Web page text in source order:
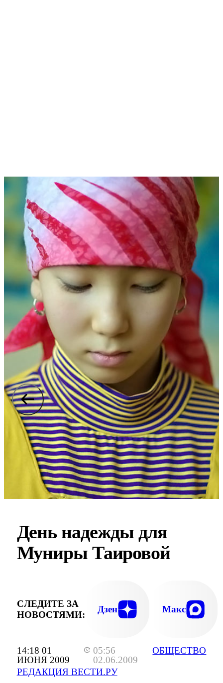
14:18 01
ИЮНЯ 2009
05:56
02.06.2009
РЕДАКЦИЯ ВЕСТИ.РУ
ОБЩЕСТВО
День надежды для
Муниры Таировой
СЛЕДИТЕ ЗА
НОВОСТЯМИ:
Дзен Макс